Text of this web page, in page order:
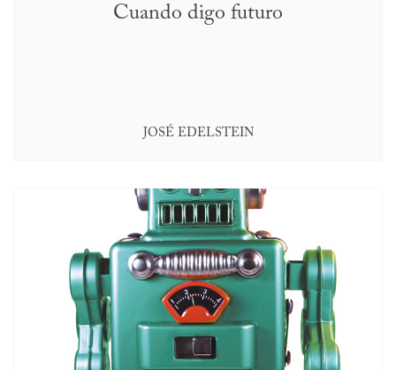
Cuando digo futuro
JOSÉ EDELSTEIN